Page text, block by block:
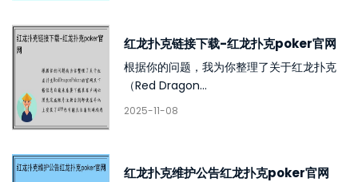
红龙扑克链接下载-红龙扑克poker官网
根据你的问题，我为你整理了关于红龙扑克
（Red Dragon...
2025-11-08
红龙扑克维护公告红龙扑克poker官网